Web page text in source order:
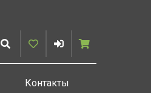
ИскатьИзбранное
ВойтиКорзина
Контакты